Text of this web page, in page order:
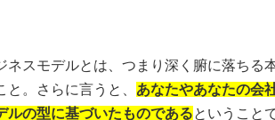
ネスモデルとは、つまり深く腑に落ちる
。さらに言うと、 あなたやあなたの会
ルの型に基づいたものであるということ